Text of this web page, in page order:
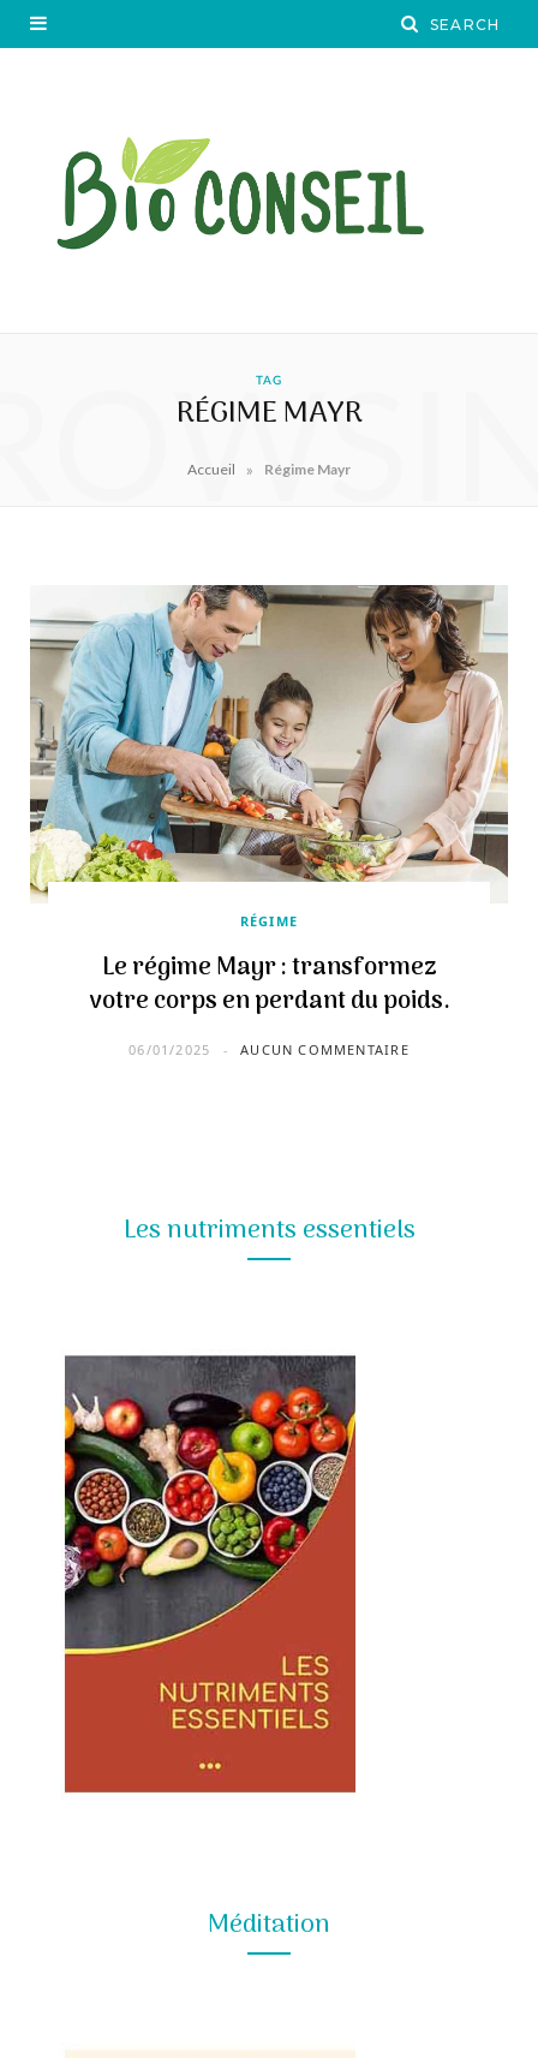
TAG
RÉGIME MAYR
Accueil » Régime Mayr
RÉGIME
Le régime Mayr : transformez
votre corps en perdant du poids.
06/01/2025 AUCUN COMMENTAIRE
Les nutriments essentiels
Méditation